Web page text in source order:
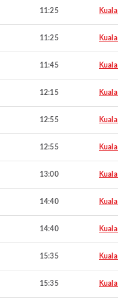
11:25
11:25
11:45
12:15
12:55
12:55
13:00
14:40
14:40
15:35
15:35